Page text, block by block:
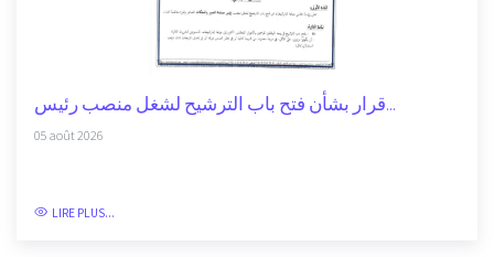
قرار بشأن فتح باب الترشيح لشغل منصب رئيس...
05 août 2026
LIRE PLUS...